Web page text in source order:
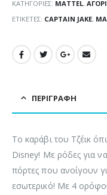
ΚΑΤΗΓΟΡΊΕΣ: MATTEL, ΑΓΌΡΙ
ΕΤΙΚΈΤΕΣ: CAPTAIN JAKE,
ΠΕΡΙΓΡΑΦΉ
Το καράβι του Τζέικ
Disney! Με ρόδες για
πόρτες που ανοίγουν
εσωτερικό! Με 4